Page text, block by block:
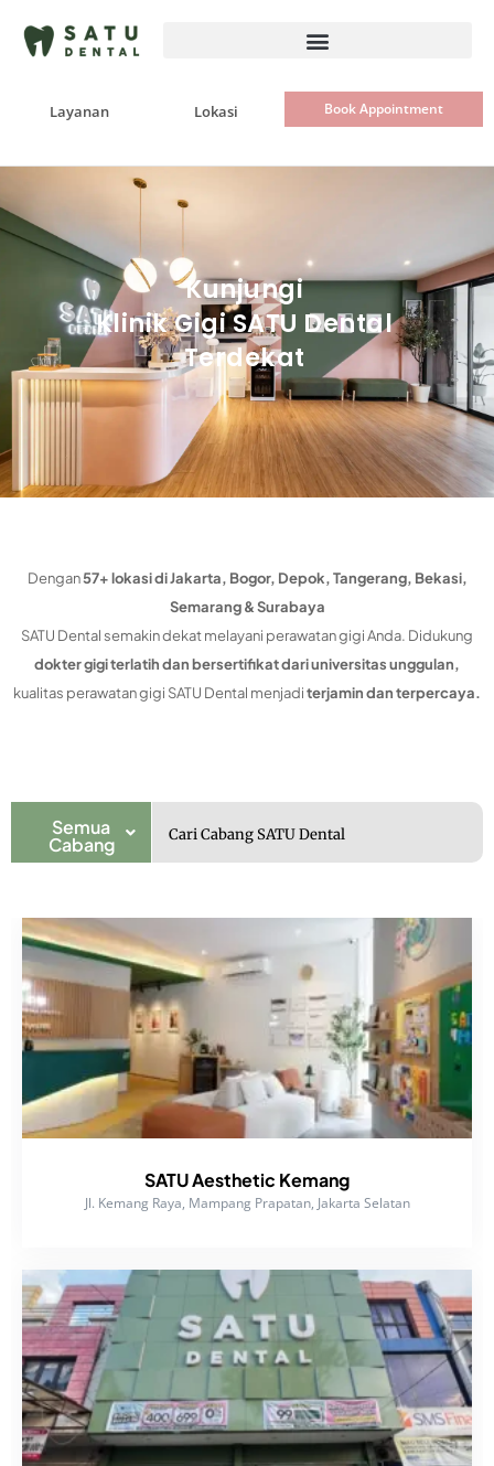
Layanan Lokasi Book Appointment
Kunjungi
Klinik Gigi SATU Dental
Terdekat
Dengan57+ lokasi di Jakarta, Bogor, Depok, Tangerang, Bekasi,
Semarang & Surabaya
SATU Dental semakin dekat melayani perawatan gigi Anda. Didukung
dokter gigi terlatih dan bersertifikat dari universitas unggulan,
kualitas perawatan gigi SATU Dental menjaditerjamin dan terpercaya.
Semua
Cabang
SATU Aesthetic Kemang
Jl. Kemang Raya, Mampang Prapatan, Jakarta Selatan